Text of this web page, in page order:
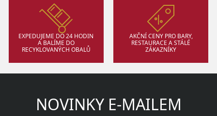
EXPEDUJEME DO 24 HODIN
A BALÍME DO
RECYKLOVANÝCH OBALŮ
AKČNÍ CENY PRO BARY,
RESTAURACE A STÁLÉ
ZÁKAZNÍKY
NOVINKY E-MAILEM